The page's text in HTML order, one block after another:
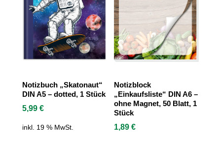
Notizbuch „Skatonaut“
DIN A5 – dotted, 1 Stück
5,99 €
inkl. 19 % MwSt.
Notizblock
„Einkaufsliste“ DIN A6 –
ohne Magnet, 50 Blatt, 1
Stück
1,89€